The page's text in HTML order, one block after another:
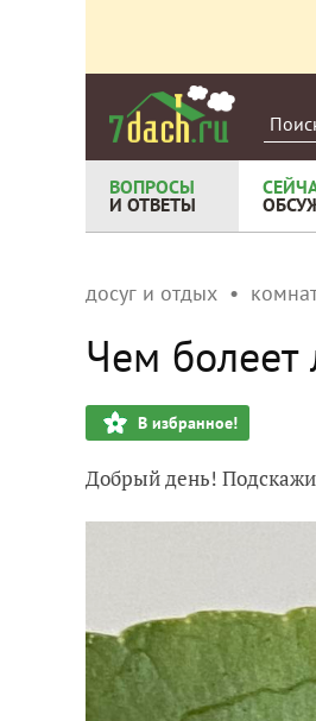
ВОПРОСЫ
И ОТВЕТЫ
досуг и отдых
Чем
В избранное!
Добрый день!